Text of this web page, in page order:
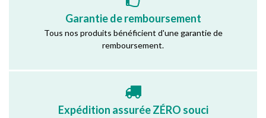
Garantie de remboursement
Tous nos produits bénéficient d'une garantie de
remboursement.
Expédition assurée ZÉRO souci